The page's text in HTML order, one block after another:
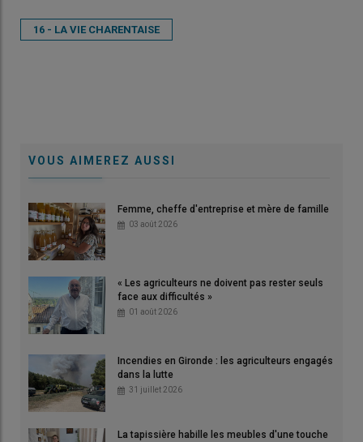
16 - LA VIE CHARENTAISE
VOUS AIMEREZ AUSSI
Femme, cheffe d'entreprise et mère de famille
03 août 2026
« Les agriculteurs ne doivent pas rester seuls
face aux difficultés »
01 août 2026
Incendies en Gironde : les agriculteurs engagés
dans la lutte
31 juillet 2026
La tapissière habille les meubles d'une touche